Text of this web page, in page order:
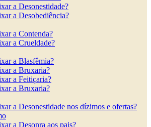
a Desonestidade?
a Desobediência?
a Contenda?
a Crueldade?
a Blasfêmia?
a Bruxaria?
a Feitiçaria?
a Bruxaria?
a Desonestidade nos dízimos e ofertas?
a Desonra aos pais?